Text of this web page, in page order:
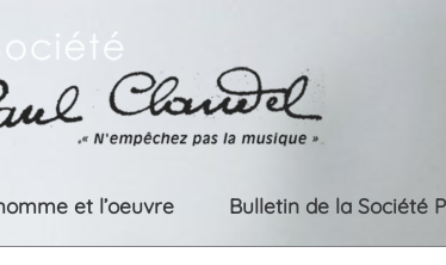
et l’oeuvre Bulletin de la Société